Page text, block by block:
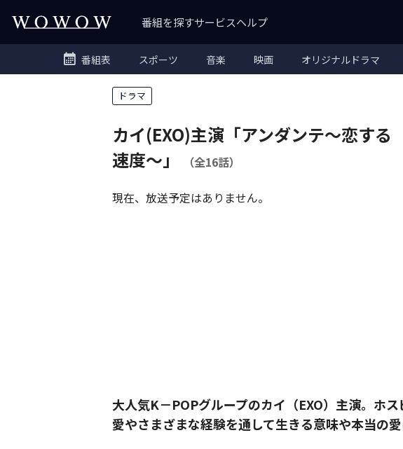
番組を探すサービスヘルプ
番組表 スポーツ 音楽 映画 オリジナルドラマ
ドラマ
カイ(EXO)主演「アンダンテ～恋する
速度～」
（全16話）
現在、放送予定はありません。
大人気K－POPグループのカイ（EXO）主演。ホ
愛やさまざまな経験を通して生きる意味や本当の愛